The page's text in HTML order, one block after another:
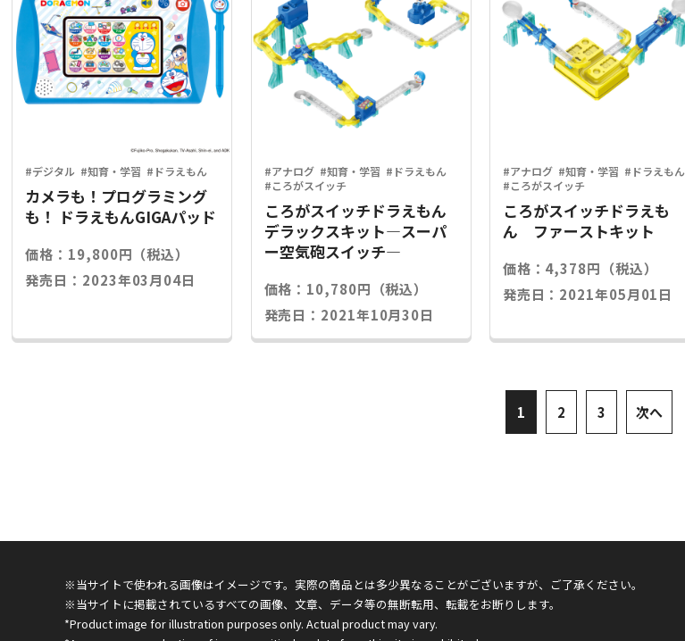
#デジタル #知育・学習 #ドラえもん
カメラも！プログラミング
も！ ドラえもんGIGAパッド
価格：19,800円（税込）
発売日：2023年03月04日
#アナログ #知育・学習 #ドラえもん
#ころがスイッチ
ころがスイッチドラえもん
デラックスキット―スーパ
ー空気砲スイッチ―
価格：10,780円（税込）
発売日：2021年10月30日
#アナログ #知育・学習 #ドラえもん
#ころがスイッチ
ころがスイッチドラえも
ん ファーストキット
価格：4,378円（税込）
発売日：2021年05月01日
1 2 3 次へ
※当サイトで使われる画像はイメージです。実際の商品とは多少異なることがございますが、ご了承ください。
※当サイトに掲載されているすべての画像、文章、データ等の無断転用、転載をお断りします。
*Product image for illustration purposes only. Actual product may vary.